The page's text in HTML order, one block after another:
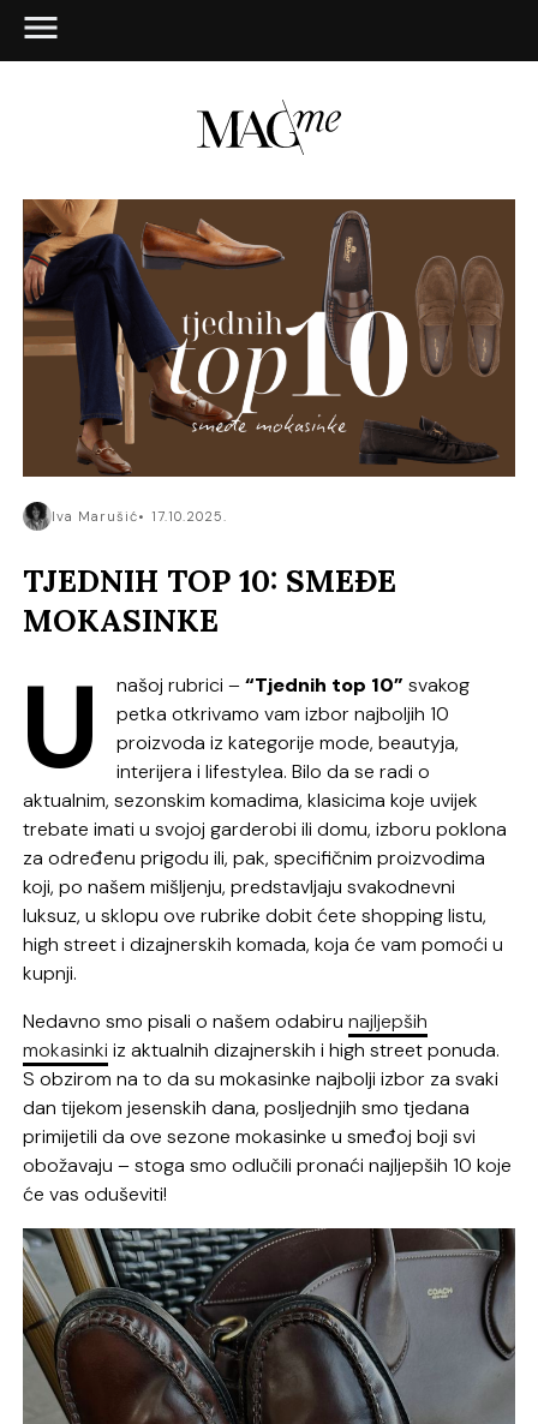
Iva Marušić 17.10.2025.
TJEDNIH TOP 10: SMEĐE
MOKASINKE
U našoj rubrici –“Tjednih top 10”svakog
petka otkrivamo vam izbor najboljih 10
proizvoda iz kategorije mode, beautyja,
interijera i lifestylea. Bilo da se radi o
aktualnim, sezonskim komadima, klasicima koje uvijek
trebate imati u svojoj garderobi ili domu, izboru poklona
za određenu prigodu ili, pak, specifičnim proizvodima
koji, po našem mišljenju, predstavljaju svakodnevni
luksuz, u sklopu ove rubrike dobit ćete shopping listu,
high street i dizajnerskih komada, koja će vam pomoći u
kupnji.
Nedavno smo pisali o našem odabirunajljepših
mokasinki iz aktualnih dizajnerskih i high street ponuda.
S obzirom na to da su mokasinke najbolji izbor za svaki
dan tijekom jesenskih dana, posljednjih smo tjedana
primijetili da ove sezone mokasinke u smeđoj boji svi
obožavaju – stoga smo odlučili pronaći najljepših 10 koje
će vas oduševiti!